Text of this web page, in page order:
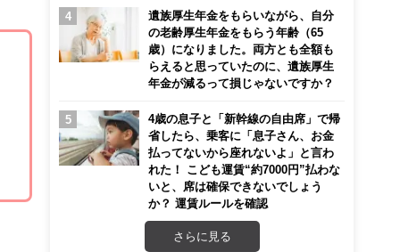
遺族厚生年金をもらいながら、自分
の老齢厚生年金をもらう年齢（65
歳）になりました。両方とも全額も
らえると思っていたのに、遺族厚生
年金が減るって損じゃないですか？
4歳の息子と「新幹線の自由席」で帰
省したら、乗客に「息子さん、お金
払ってないから座れないよ」と言わ
れた！ こども運賃“約7000円”払わな
いと、席は確保できないでしょう
か？ 運賃ルールを確認
さらに見る